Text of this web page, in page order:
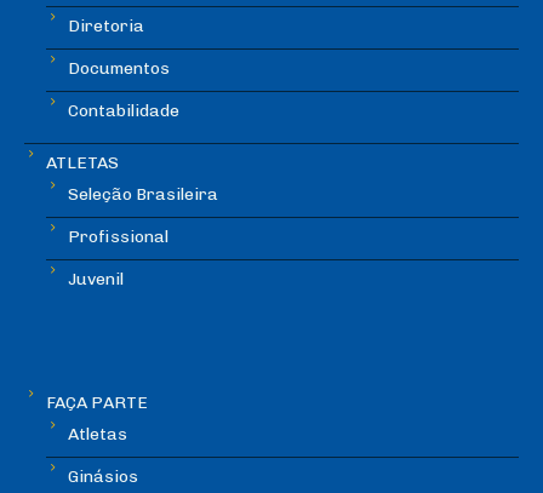
Diretoria
Documentos
Contabilidade
ATLETAS
Seleção Brasileira
Profissional
Juvenil
FAÇA PARTE
Atletas
Ginásios